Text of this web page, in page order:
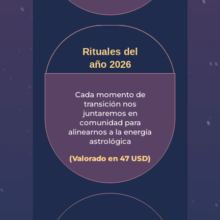
Rituales del
año 2026
Cada momento de
transición nos
juntaremos en
comunidad para
alinearnos a la energía
astrológica
(Valorado en 47 USD)